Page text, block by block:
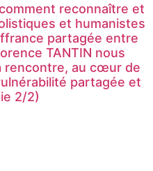
reconnaître et
et humanistes
partagée entre
TANTIN nous
rencontre, au cœur de
partagée et
2/2)